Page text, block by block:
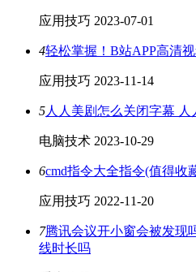
应用技巧 2023-07-01
4轻松掌握！B站APP高清
应用技巧 2023-11-14
5人人美剧怎么关闭字幕
电脑技术 2023-10-29
6cmd指令大全指令(值得收
应用技巧 2022-11-20
7腾讯会议开小窗会被发现
线时长吗